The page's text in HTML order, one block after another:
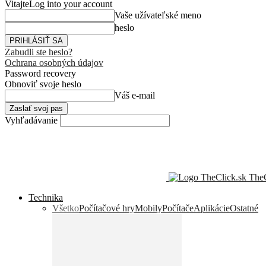
VitajteLog into your account
Vaše užívateľské meno
heslo
Zabudli ste heslo?
Ochrana osobných údajov
Password recovery
Obnoviť svoje heslo
Váš e-mail
Vyhľadávanie
Technika
VšetkoPočítačové hryMobilyPočítačeAplikácieOstatné